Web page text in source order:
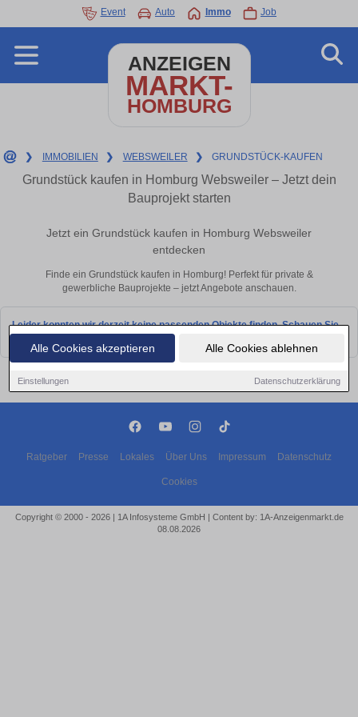
Alle Cookies akzeptieren Alle Cookies ablehnen
Einstellungen Datenschutzerklärung
Event Auto Immo Job
ANZEIGEN
MARKT-
HOMBURG
❯ IMMOBILIEN ❯ WEBSWEILER ❯ GRUNDSTÜCK-KAUFEN
Grundstück kaufen in Homburg Websweiler – Jetzt dein
Bauprojekt starten
Jetzt ein Grundstück kaufen in Homburg Websweiler
entdecken
Finde ein Grundstück kaufen in Homburg! Perfekt für private &
gewerbliche Bauprojekte – jetzt Angebote anschauen.
Leider konnten wir derzeit keine passenden Objekte finden. Schauen Sie
Ratgeber Presse Lokales Über Uns Impressum Datenschutz
Cookies
Copyright © 2000 - 2026 | 1A Infosysteme GmbH | Content by: 1A-Anzeigenmarkt.de
08.08.2026